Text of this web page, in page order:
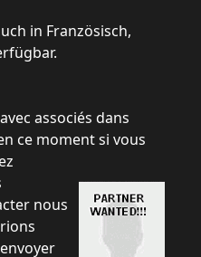
in Französisch,
associés dans
ce moment si vous
nous